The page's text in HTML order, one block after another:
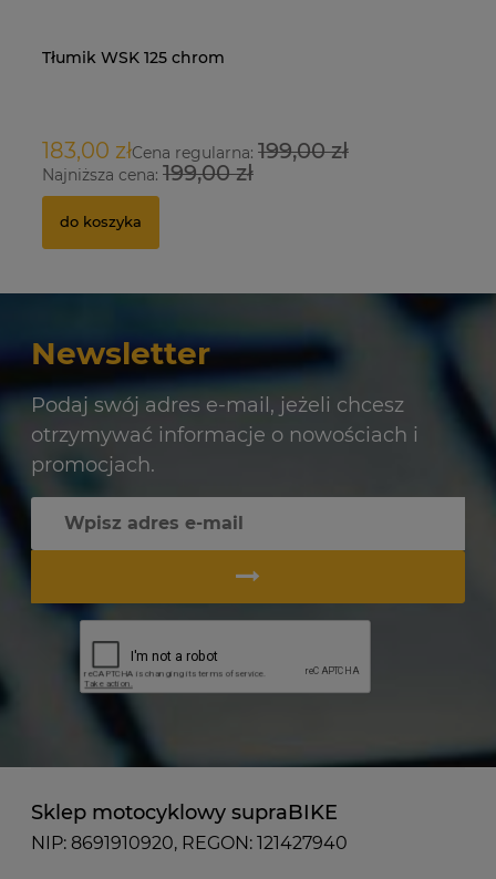
Tłumik WSK 125 chrom
183,00 złCena regularna: 199,00 zł
Najniższa cena: 199,00 zł
do koszyka
Newsletter
Podaj swój adres e-mail, jeżeli chcesz
otrzymywać informacje o nowościach i
promocjach.
Sklep motocyklowy supraBIKE
NIP: 8691910920, REGON: 121427940